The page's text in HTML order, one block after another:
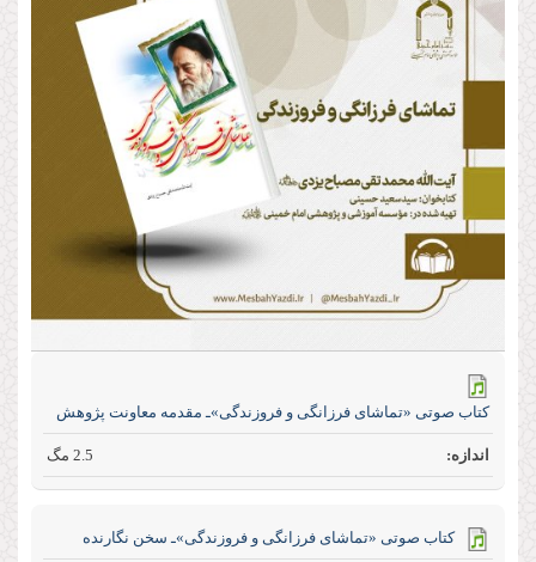
كتاب صوتی «تماشای فرزانگی و فروزندگی»ـ مقدمه معاونت پژوهش
2.5 مگ
كتاب صوتی «تماشای فرزانگی و فروزندگی»ـ سخن نگارنده